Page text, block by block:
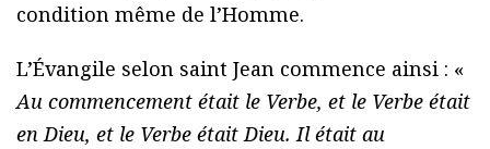
condition même de l’Homme.
L’Évangile selon saint Jean commence ainsi : «
Au commencement était le Verbe, et le Verbe était
en Dieu, et le Verbe était Dieu. Il était au